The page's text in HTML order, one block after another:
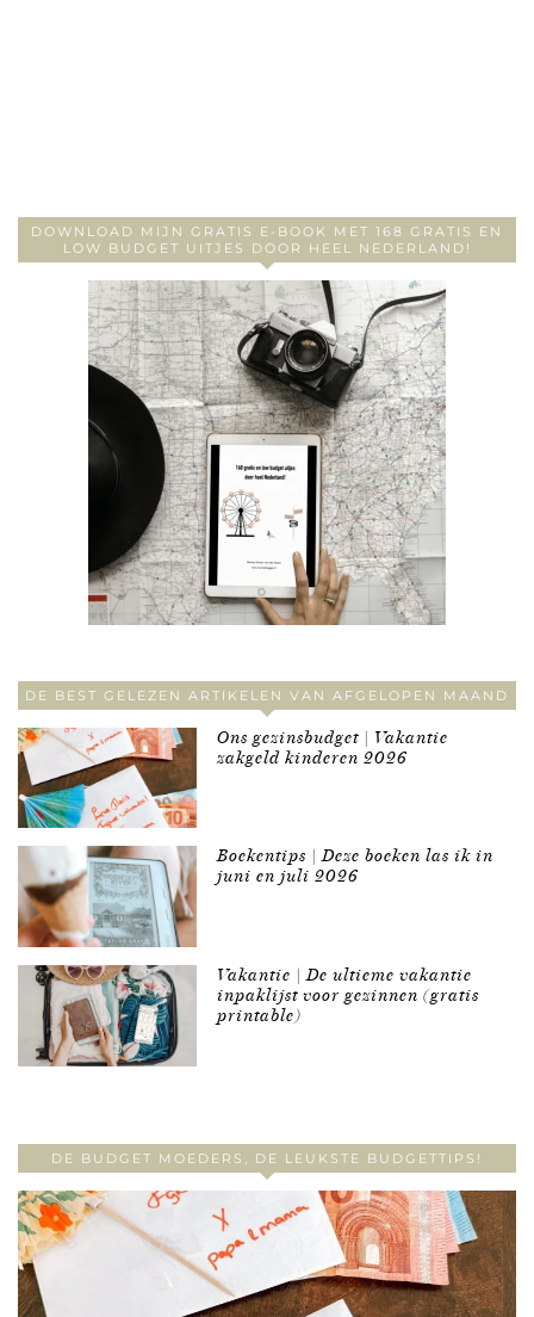
DOWNLOAD MIJN GRATIS E-BOOK MET 168 GRATIS EN
LOW BUDGET UITJES DOOR HEEL NEDERLAND!
DE BEST GELEZEN ARTIKELEN VAN AFGELOPEN MAAND
Ons gezinsbudget | Vakantie
zakgeld kinderen 2026
Boekentips | Deze boeken las ik in
juni en juli 2026
Vakantie | De ultieme vakantie
inpaklijst voor gezinnen (gratis
printable)
DE BUDGET MOEDERS, DE LEUKSTE BUDGETTIPS!